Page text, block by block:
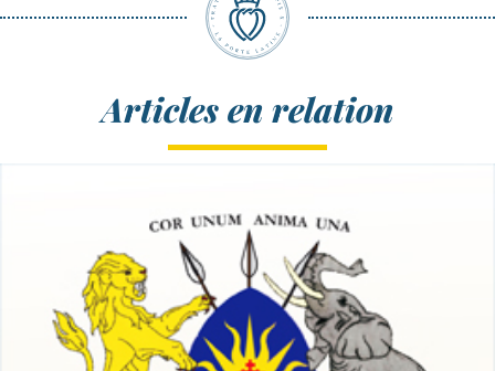
Articles en relation